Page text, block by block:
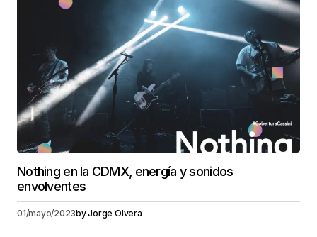
Nothing en la CDMX, energía y sonidos
envolventes
01/mayo/2023byJorge Olvera